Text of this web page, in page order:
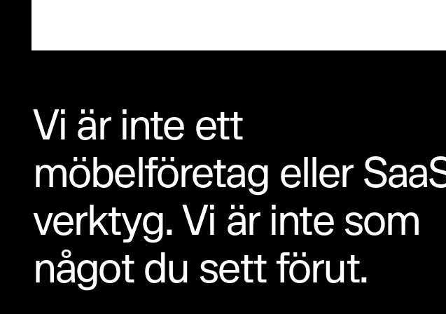
Vi är inte ett
möbelföretag eller
verktyg. Vi är inte som
något du sett förut.